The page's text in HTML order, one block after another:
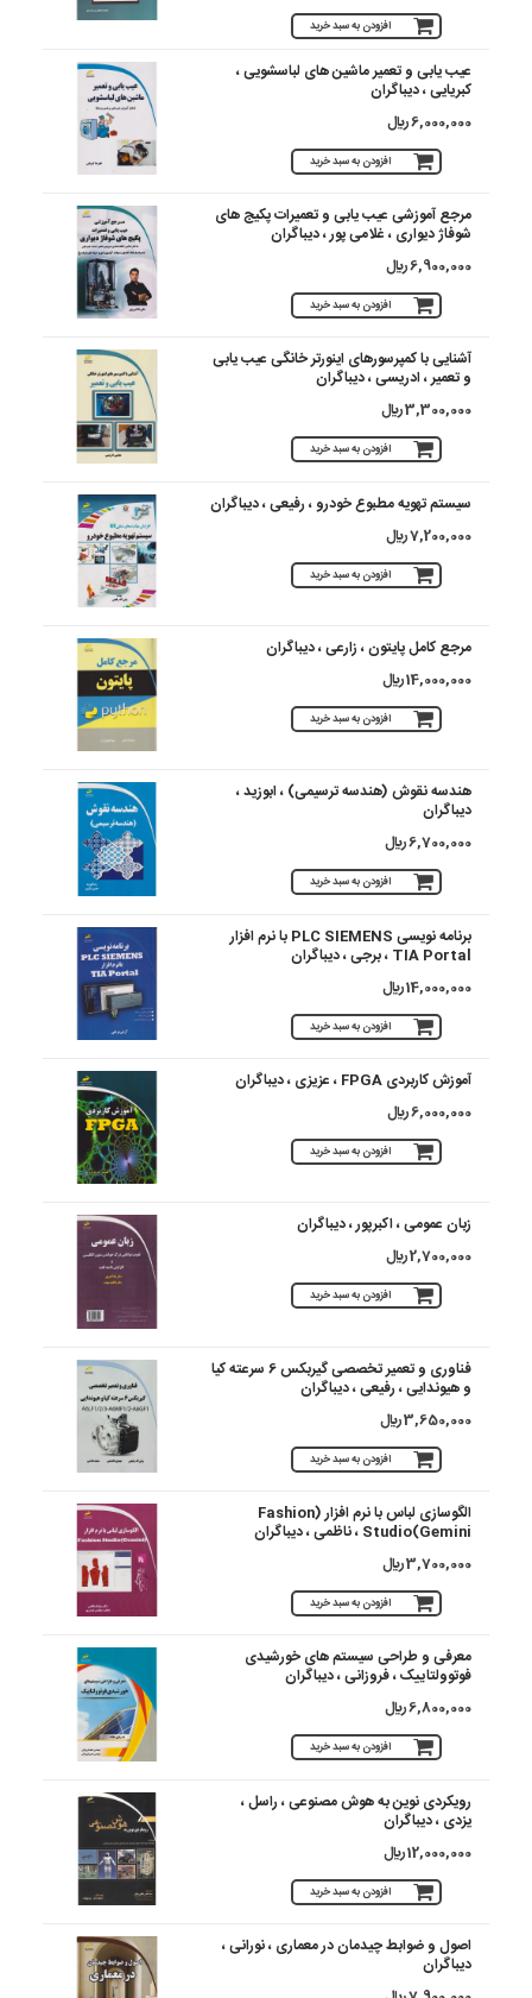
افزودن به سبد خرید
عیب یابی و تعمیر ماشین های لباسشویی ،
کبریایی ، دیباگران
6,000,000 ريال
افزودن به سبد خرید
مرجع آموزشی عیب یابی و تعمیرات پکیج های
شوفاژ دیواری ، غلامی پور ، دیباگران
6,900,000 ريال
افزودن به سبد خرید
آشنایی با کمپرسورهای اینورتر خانگی عیب یابی
و تعمیر ، ادریسی ، دیباگران
3,300,000 ريال
افزودن به سبد خرید
سیستم تهویه مطبوع خودرو ، رفیعی ، دیباگران
7,200,000 ريال
افزودن به سبد خرید
مرجع کامل پایتون ، زارعی ، دیباگران
14,000,000 ريال
افزودن به سبد خرید
هندسه نقوش (هندسه ترسیمی) ، ابوزید ،
دیباگران
6,700,000 ريال
افزودن به سبد خرید
برنامه نویسی PLC SIEMENS با نرم افزار
TIA Portal ، برجی ، دیباگران
14,000,000 ريال
افزودن به سبد خرید
آموزش کاربردی FPGA ، عزیزی ، دیباگران
6,000,000 ريال
افزودن به سبد خرید
زبان عمومی ، اکبرپور ، دیباگران
2,700,000 ريال
افزودن به سبد خرید
فناوری و تعمیر تخصصی گیربکس 6 سرعته کیا
و هیوندایی ، رفیعی ، دیباگران
3,650,000 ريال
افزودن به سبد خرید
الگوسازی لباس با نرم افزار (Fashion
Studio(Gemini ، ناظمی ، دیباگران
3,700,000 ريال
افزودن به سبد خرید
معرفی و طراحی سیستم های خورشیدی
فوتوولتاییک ، فروزانی ، دیباگران
6,800,000 ريال
افزودن به سبد خرید
رویکردی نوین به هوش مصنوعی ، راسل ،
یزدی ، دیباگران
12,000,000 ريال
افزودن به سبد خرید
اصول و ضوابط چیدمان در معماری ، نورانی ،
دیباگران